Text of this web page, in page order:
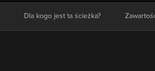
Dla kogo jest ta ścieżka?